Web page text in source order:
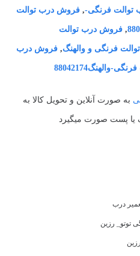
فرنگی-, فروش درب توالت
, فروش درب توالت
,فروش درب
والهنگ88042174
به صورت آنلاین و تحویل کالا به
یا پست صورت میگیرد
درب
توتو_ رزین